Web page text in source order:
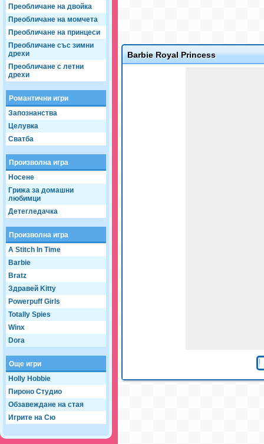
Преобличане на двойка
Преобличане на момчета
Преобличане на принцеси
Преобличане със зимни
дрехи
Преобличане с летни
дрехи
Романтични игри
Запознанства
Целувка
Сватба
Произволна игра
Носене
Грижа за домашни
любимци
Детегледачка
Произволна игра
A Stitch In Time
Barbie
Bratz
Здравей Kitty
Powerpuff Girls
Totally Spies
Winx
Dora
Още игри
Holly Hobbie
Пироно Студио
Обзавеждане на стая
Игрите на Сю
Barbie Royal Princess